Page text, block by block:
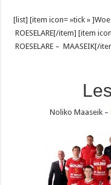
[list] [item icon= »tick »
ROESELARE[/item]
ROESELARE – MAASEIK[/
Noliko Maaseik –